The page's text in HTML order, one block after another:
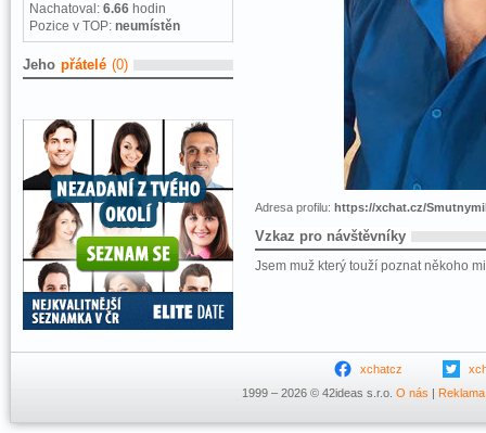
Nachatoval: 6.66 hodin
Pozice v TOP: neumístěn
Jeho přátelé (0)
Adresa profilu: https://xchat.cz/
Vzkaz pro návštěvníky
Jsem muž který touží poznat někoho
xchatcz
1999 – 2026 © 42ideas s.r.o. O nás | Reklama